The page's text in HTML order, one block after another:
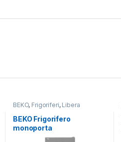
BEKO, Frigoriferi, Libera
Installazione
BEKO Frigorifero
monoporta
B5RMLNE444HX TOTAL